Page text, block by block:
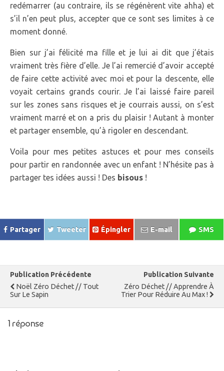
redémarrer (au contraire, ils se régénèrent vite ahha) et
s’il n’en peut plus, accepter que ce sont ses limites à ce
moment donné.
Bien sur j’ai félicité ma fille et je lui ai dit que j’étais
vraiment très fière d’elle. Je l’ai remercié d’avoir accepté
de faire cette activité avec moi et pour la descente, elle
voyait certains grands courir. Je l’ai laissé faire pareil
sur les zones sans risques et je courrais aussi, on s’est
vraiment marré et on a pris du plaisir ! Autant à monter
et partager ensemble, qu’à rigoler en descendant.
Voila pour mes petites astuces et pour mes conseils
pour partir en randonnée avec un enfant ! N’hésite pas à
partager tes idées aussi ! Des bisous !
Partager Tweeter Épingler E-mail SMS
Publication Précédente
Noël Zéro Déchet // Tout
Sur Le Sapin
Publication Suivante
Zéro Déchet // Apprendre À
Trier Pour Réduire Au Max !
1 réponse